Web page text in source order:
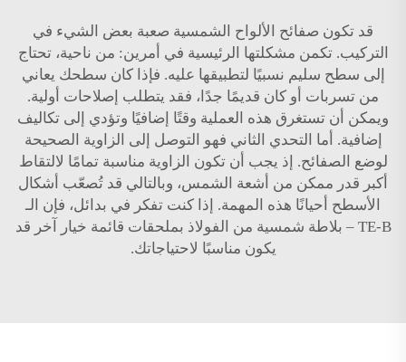
قد تكون صفائح الألواح الشمسية صعبة بعض الشيء في
التركيب. تكمن مشكلتها الرئيسية في أمرين: من ناحية، تحتاج
إلى سطح سليم نسبيًا لتطبيقها عليه. فإذا كان سطحك يعاني
من تسربات أو كان قديمًا جدًا، فقد يتطلب إصلاحات أولية.
ويمكن أن تستغرق هذه العملية وقتًا إضافيًا وتؤدي إلى تكاليف
إضافية. أما التحدي الثاني فهو التوصل إلى الزاوية الصحيحة
لوضع الصفائح. إذ يجب أن تكون الزاوية مناسبة تمامًا لالتقاط
أكبر قدر ممكن من أشعة الشمس، وبالتالي قد تُصعّب أشكال
الأسطح أحيانًا هذه المهمة. إذا كنت تفكر في بدائل، فإن الـ
TE-B – بلاطة شمسية من الفولاذ بملحقات قائمة
خيار آخر قد
يكون مناسبًا لاحتياجاتك.